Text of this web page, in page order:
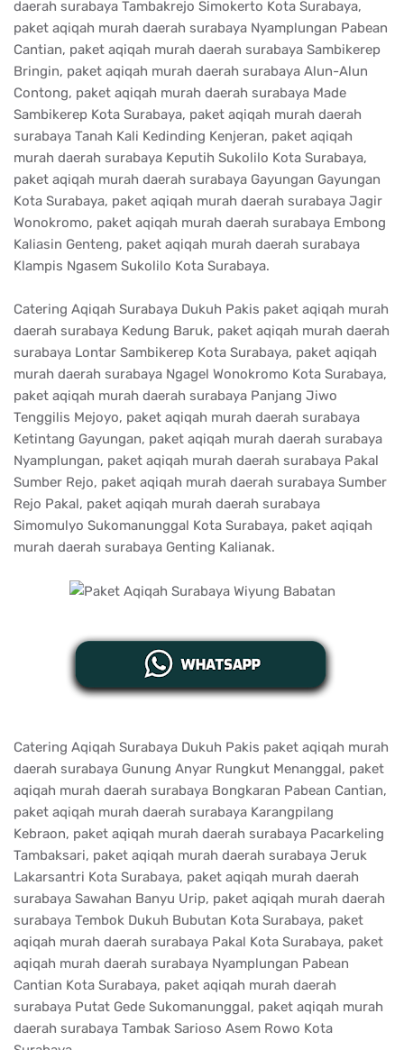
daerah surabaya Tambakrejo Simokerto Kota Surabaya,
paket aqiqah murah daerah surabaya Nyamplungan Pabean
Cantian, paket aqiqah murah daerah surabaya Sambikerep
Bringin, paket aqiqah murah daerah surabaya Alun-Alun
Contong, paket aqiqah murah daerah surabaya Made
Sambikerep Kota Surabaya, paket aqiqah murah daerah
surabaya Tanah Kali Kedinding Kenjeran, paket aqiqah
murah daerah surabaya Keputih Sukolilo Kota Surabaya,
paket aqiqah murah daerah surabaya Gayungan Gayungan
Kota Surabaya, paket aqiqah murah daerah surabaya Jagir
Wonokromo, paket aqiqah murah daerah surabaya Embong
Kaliasin Genteng, paket aqiqah murah daerah surabaya
Klampis Ngasem Sukolilo Kota Surabaya.
Catering Aqiqah Surabaya Dukuh Pakis paket aqiqah murah
daerah surabaya Kedung Baruk, paket aqiqah murah daerah
surabaya Lontar Sambikerep Kota Surabaya, paket aqiqah
murah daerah surabaya Ngagel Wonokromo Kota Surabaya,
paket aqiqah murah daerah surabaya Panjang Jiwo
Tenggilis Mejoyo, paket aqiqah murah daerah surabaya
Ketintang Gayungan, paket aqiqah murah daerah surabaya
Nyamplungan, paket aqiqah murah daerah surabaya Pakal
Sumber Rejo, paket aqiqah murah daerah surabaya Sumber
Rejo Pakal, paket aqiqah murah daerah surabaya
Simomulyo Sukomanunggal Kota Surabaya, paket aqiqah
murah daerah surabaya Genting Kalianak.
Catering Aqiqah Surabaya Dukuh Pakis paket aqiqah murah
daerah surabaya Gunung Anyar Rungkut Menanggal, paket
aqiqah murah daerah surabaya Bongkaran Pabean Cantian,
paket aqiqah murah daerah surabaya Karangpilang
Kebraon, paket aqiqah murah daerah surabaya Pacarkeling
Tambaksari, paket aqiqah murah daerah surabaya Jeruk
Lakarsantri Kota Surabaya, paket aqiqah murah daerah
surabaya Sawahan Banyu Urip, paket aqiqah murah daerah
surabaya Tembok Dukuh Bubutan Kota Surabaya, paket
aqiqah murah daerah surabaya Pakal Kota Surabaya, paket
aqiqah murah daerah surabaya Nyamplungan Pabean
Cantian Kota Surabaya, paket aqiqah murah daerah
surabaya Putat Gede Sukomanunggal, paket aqiqah murah
daerah surabaya Tambak Sarioso Asem Rowo Kota